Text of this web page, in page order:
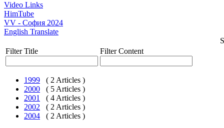
Video Links
HimTube
VV - София 2024
English Translate
Filter Title
Filter Content
1999
( 2 Articles )
2000
( 5 Articles )
2001
( 4 Articles )
2002
( 2 Articles )
2004
( 2 Articles )